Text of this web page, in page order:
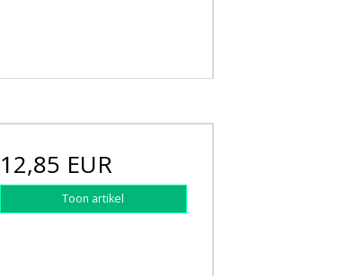
12,85 EUR
Toon artikel